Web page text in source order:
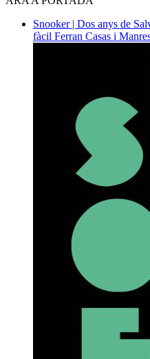
Snooker | Dos anys de
fàcil Ferran Casas i